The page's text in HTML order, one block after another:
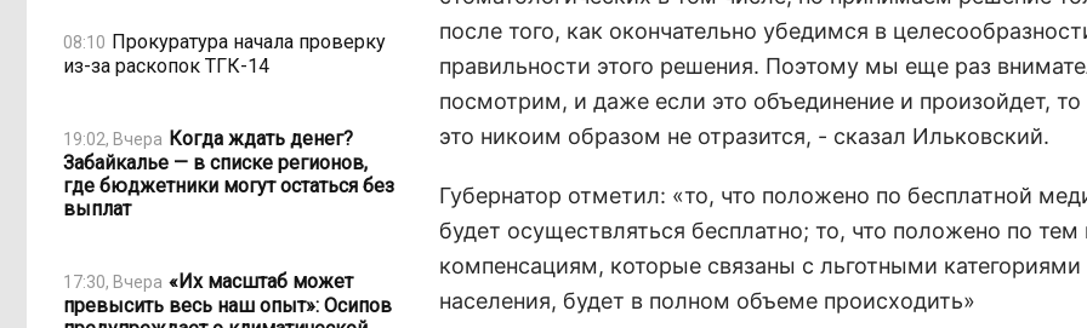
08:10 Прокуратура начала проверку
из-за раскопок ТГК-14
19:02, Вчера Когда ждать денег?
Забайкалье — в списке регионов,
где бюджетники могут остаться без
выплат
17:30, Вчера «Их масштаб может
превысить весь наш опыт»: Осипов
после того, как окончательно убедимся в
правильности этого решения. Поэтому мы еще раз
посмотрим, и даже если это объединение и произойдет, то
это никоим образом не отразится, - сказал Ильковский.
Губернатор отметил: «то, что положено по бесплатной
будет осуществляться бесплатно; то, что положено по
компенсациям, которые связаны с льготными категориями
населения, будет в полном объеме происходить»